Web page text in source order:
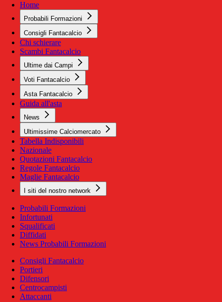
Home
Probabili Formazioni
Consigli Fantacalcio
Chi schierare
Scambi Fantacalcio
Ultime dai Campi
Voti Fantacalcio
Asta Fantacalcio
Guida all'asta
News
Ultimissime Calciomercato
Tabella Indisponibili
Nazionale
Quotazioni Fantacalcio
Regole Fantacalcio
Maglie Fantacalcio
I siti del nostro network
Probabili Formazioni
Infortunati
Squalificati
Diffidati
News Probabili Formazioni
Consigli Fantacalcio
Portieri
Difensori
Centrocampisti
Attaccanti